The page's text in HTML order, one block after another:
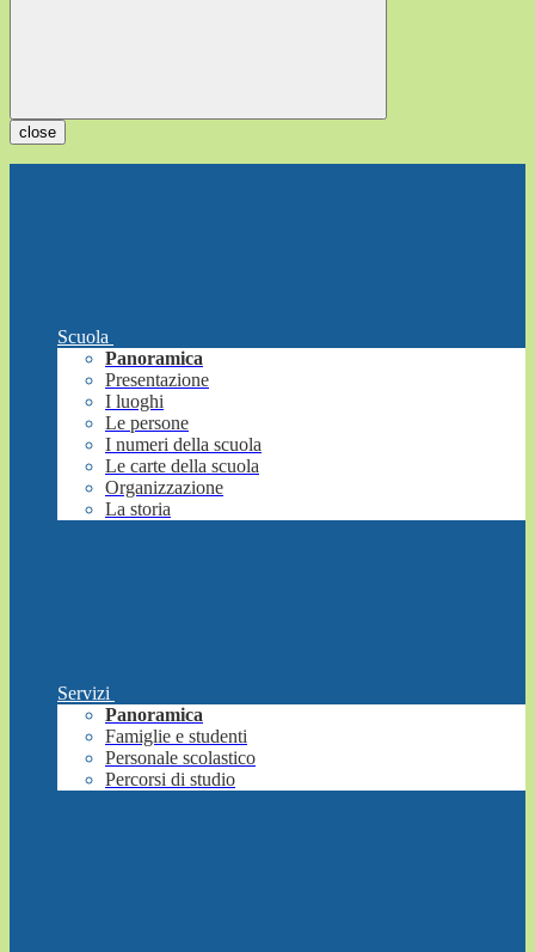
close
Scuola
Panoramica
Presentazione
I luoghi
Le persone
I numeri della scuola
Le carte della scuola
Organizzazione
La storia
Servizi
Panoramica
Famiglie e studenti
Personale scolastico
Percorsi di studio